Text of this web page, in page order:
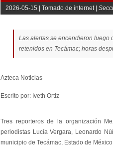
2026-05-15 | Tomado de internet |
Las alertas se encendieron luego
retenidos en Tecámac; horas
Azteca Noticias
Escrito por: Iveth Ortiz
Tres reporteros de la organización
periodistas Lucía Vergara, Leonardo
municipio de Tecámac, Estado de